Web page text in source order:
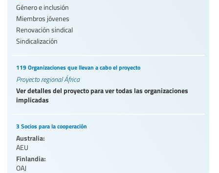
Género e inclusión
Miembros jóvenes
Renovación sindical
Sindicalización
119 Organizaciones que llevan a cabo el proyecto
Proyecto regional África
Ver detalles del proyecto para ver todas las organizaciones
implicadas
3 Socios para la cooperación
Australia:
AEU
Finlandia:
OAJ